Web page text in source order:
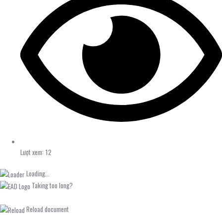
Lượt xem: 12
Loading...
Taking too long?
Reload document